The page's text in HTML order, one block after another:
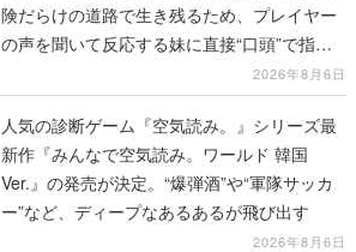
険だらけの道路で生き残るため、プレイヤー
の声を聞いて反応する妹に直接“口頭”で指示
2026年8月6日
人気の診断ゲーム『空気読み。』シリーズ最
新作『みんなで空気読み。ワールド 韓国
Ver.』の発売が決定。“爆弾酒”や“軍隊サッカ
ー”など、ディープなあるあるが飛び出す
2026年8月6日